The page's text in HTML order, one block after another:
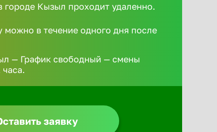
Кызыл проходит удаленно.
можно в течение одного дня после
— График свободный — смены
заявку